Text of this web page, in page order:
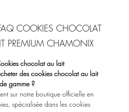
au lait premium du
à forte teneur en cacao,
au sucre complet
pure naturelle en poudre
artisanale en petites
signature Alpies
individuel et Livraison
COOKIES CHOCOLAT
PREMIUM CHAMONIX
chocolat au lait
des cookies chocolat au lait
gamme ?
sur notre boutique officielle en
spécialisée dans les cookies